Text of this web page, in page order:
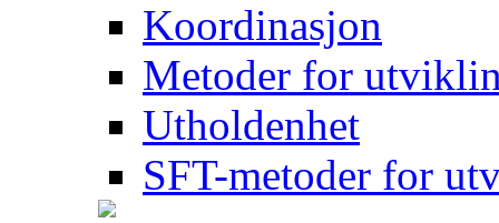
Koordinasjon
Metoder for
Utholdenhet
SFT-metoder for